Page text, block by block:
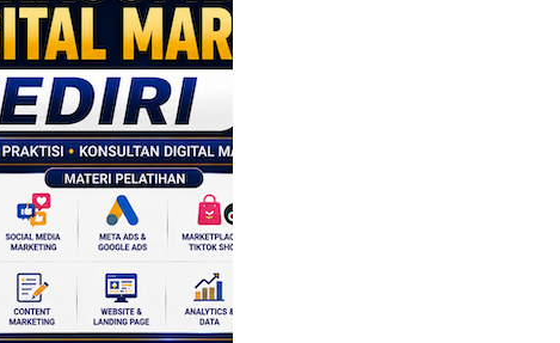
Marketing
Membangun
Data
Bisnis yang
marketing telah
cara bisnis
Dulu,
banyak…